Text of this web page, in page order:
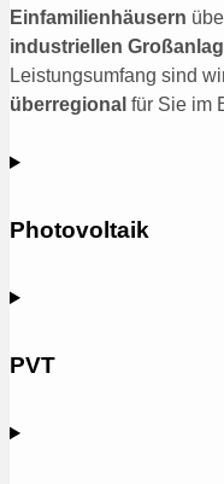
Einfamilienhäusern
industriellen
Leistungsumfang sind
überregional für Sie im
Photovoltaik
PVT